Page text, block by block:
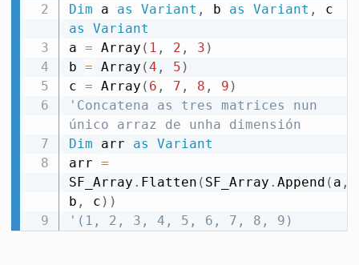
Dim a as Variant , b as Variant ,
as
Variant
a = Array ( 1 , 2 , 3 )
b = Array (4 , 5 )
c = Array ( 6 , 7 , 8 , 9 )
'Concatena as tres matrices nun
único arraz de unha dimensión
Dim arr as
Variant
arr =
SF_Array . Flatten ( SF_Array . Append ( a ,
b , c ) )
'(1, 2, 3, 4, 5, 6, 7, 8, 9)